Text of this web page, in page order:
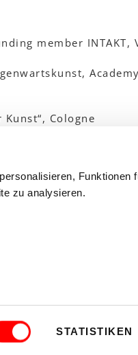
Funktionen
zu analysieren.
STATISTIKEN
member INTAKT,
Cologne